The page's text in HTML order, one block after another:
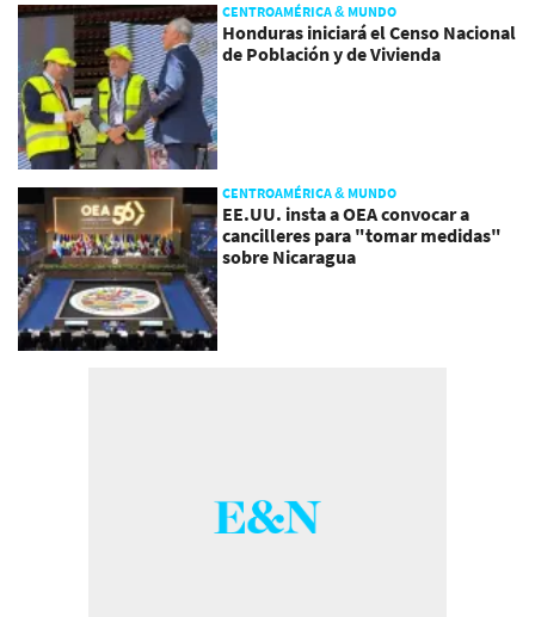
CENTROAMÉRICA & MUNDO
Honduras iniciará el Censo Nacional
de Población y de Vivienda
CENTROAMÉRICA & MUNDO
EE.UU. insta a OEA convocar a
cancilleres para "tomar medidas"
sobre Nicaragua